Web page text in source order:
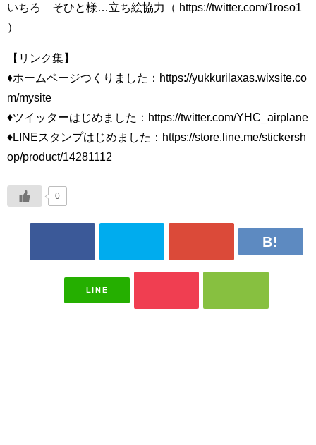
いちろ そひと様…立ち絵協力（ https://twitter.com/1roso1​
）
【リンク集】
♦ホームページつくりました：https://yukkurilaxas.wixsite.co
m/mysite
♦ツイッターはじめました：https://twitter.com/YHC_airplane
♦LINEスタンプはじめました：https://store.line.me/stickersh
op/product/14281112
0
LINE